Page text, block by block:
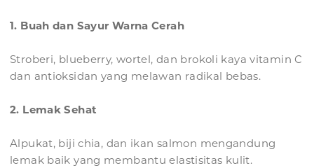
1. Buah dan Sayur Warna Cerah
Stroberi, blueberry, wortel, dan brokoli kaya vitamin C
dan antioksidan yang melawan radikal bebas.
2. Lemak Sehat
Alpukat, biji chia, dan ikan salmon mengandung
lemak baik yang membantu elastisitas kulit.